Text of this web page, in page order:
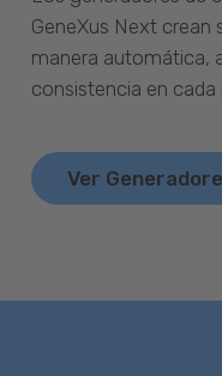
GeneXus Next crean
manera automática,
consistencia en
Ver